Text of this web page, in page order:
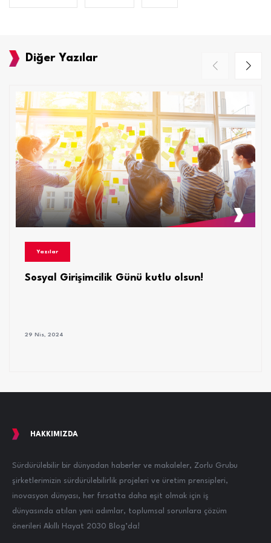
Diğer Yazılar
Yazılar
Sosyal Girişimcilik Günü kutlu olsun!
29 Nis, 2024
HAKKIMIZDA
Sürdürülebilir bir dünyadan haberler ve makaleler, Zorlu Grubu
şirketlerimizin sürdürülebilirlik projeleri ve üretim prensipleri,
inovasyon dünyası, her fırsatta daha eşit olmak için iş
dünyasında atılan yeni adımlar, toplumsal sorunlara çözüm
önerileri Akıllı Hayat 2030 Blog’da!